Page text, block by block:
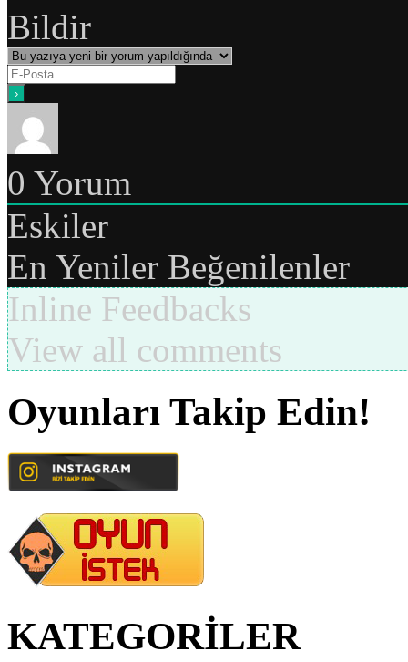
Bildir
0 Yorum
Eskiler
En Yeniler Beğenilenler
Inline Feedbacks
View all comments
Oyunları Takip Edin!
KATEGORİLER